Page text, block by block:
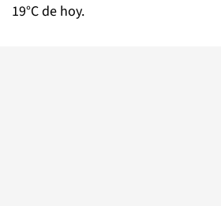
19°C de hoy.